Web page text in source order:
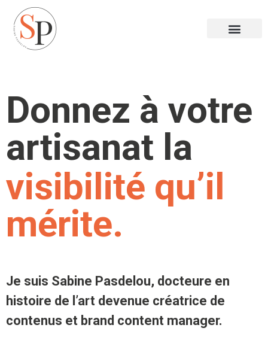
Donnez à votre
artisanat la
visibilité qu’il
mérite.
Je suis Sabine Pasdelou, docteure en
histoire de l’art devenue créatrice de
contenus et brand content manager.